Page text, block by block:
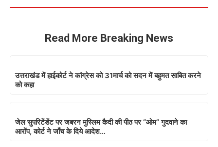
Read More Breaking News
उत्तराखंड में हाईकोर्ट ने कांग्रेस को 31मार्च को सदन में बहुमत साबित करने
को कहा
जेल सुपरिटेंडेंट पर जबरन मुस्लिम कैदी की पीठ पर “ओम” गुदवाने का
आरोंप, कोर्ट ने जाँच के दिये आदेश…